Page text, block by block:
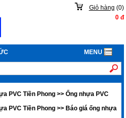
Giỏ hàng (0)
0đ
MENU
PVC Tiền Phong >>Ống nhựa PVC
PVC Tiền Phong >>Báo giá ống nhựa